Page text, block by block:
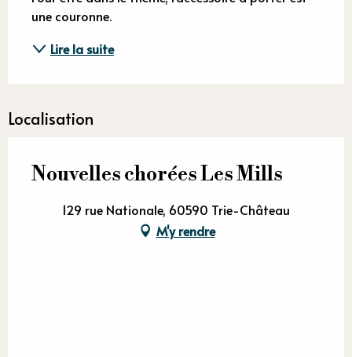
une couronne.
Lire la suite
Localisation
Nouvelles chorées Les Mills
129 rue Nationale, 60590 Trie-Château
M'y rendre